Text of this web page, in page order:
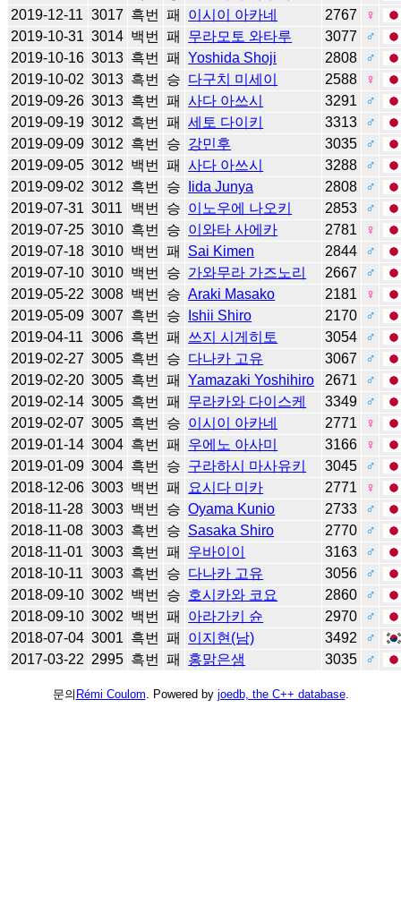
2019-12-11 3017 흑번 패 이시이 아카네 2767
♀
2019-10-31 3014 백번 패 무라모토 와타루 3077
♂
2019-10-16 3013 흑번 패 Yoshida Shoji 2808
♂
2019-10-02 3013 흑번 승 다구치 미세이 2588
♀
2019-09-26 3013 흑번 패 사다 아쓰시 3291
♂
2019-09-19 3012 흑번 패 세토 다이키 3313
♂
2019-09-09 3012 흑번 승 강민후 3035
♂
2019-09-05 3012 백번 패 사다 아쓰시 3288
♂
2019-09-02 3012 흑번 승 Iida Junya 2808
♂
2019-07-31 3011 백번 승 이노우에 나오키 2853
♂
2019-07-25 3010 흑번 승 이와타 사에카 2781
♀
2019-07-18 3010 백번 패 Sai Kimen 2844
♂
2019-07-10 3010 백번 승 가와무라 가즈노리 2667
♂
2019-05-22 3008 백번 승 Araki Masako 2181
♀
2019-05-09 3007 흑번 승 Ishii Shiro 2170
♂
2019-04-11 3006 흑번 패 쓰지 시게히토 3054
♂
2019-02-27 3005 흑번 승 다나카 고유 3067
♂
2019-02-20 3005 흑번 패 Yamazaki Yoshihiro 2671
♂
2019-02-14 3005 흑번 패 무라카와 다이스케 3349
♂
2019-02-07 3005 흑번 승 이시이 아카네 2771
♀
2019-01-14 3004 흑번 패 우에노 아사미 3166
♀
2019-01-09 3004 흑번 승 구라하시 마사유키 3045
♂
2018-12-06 3003 백번 패 요시다 미카 2771
♀
2018-11-28 3003 백번 승 Oyama Kunio 2733
♂
2018-11-08 3003 흑번 승 Sasaka Shiro 2770
♂
2018-11-01 3003 흑번 패 우바이이 3163
♂
2018-10-11 3003 흑번 승 다나카 고유 3056
♂
2018-09-10 3002 백번 승 호시카와 코요 2860
♂
2018-09-10 3002 백번 패 아라가키 슌 2970
♂
2018-07-04 3001 흑번 패 이지현(남) 3492
♂
2017-03-22 2995 흑번 패 홍맑은샘 3035 ♂
문의 Rémi Coulom . Powered by joedb, the C++ database.